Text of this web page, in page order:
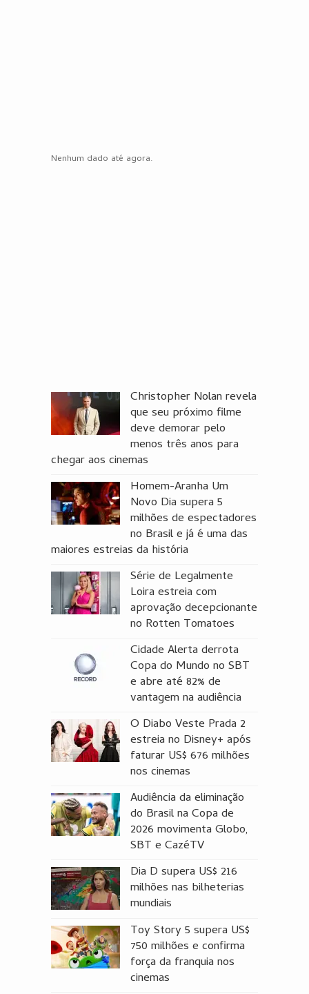
Nenhum dado até agora.
Christopher Nolan revela
que seu próximo filme
deve demorar pelo
menos três anos para
chegar aos cinemas
Homem-Aranha Um
Novo Dia supera 5
milhões de espectadores
no Brasil e já é uma das
maiores estreias da história
Série de Legalmente
Loira estreia com
aprovação decepcionante
no Rotten Tomatoes
Cidade Alerta derrota
Copa do Mundo no SBT
e abre até 82% de
vantagem na audiência
O Diabo Veste Prada 2
estreia no Disney+ após
faturar US$ 676 milhões
nos cinemas
Audiência da eliminação
do Brasil na Copa de
2026 movimenta Globo,
SBT e CazéTV
Dia D supera US$ 216
milhões nas bilheterias
mundiais
Toy Story 5 supera US$
750 milhões e confirma
força da franquia nos
cinemas